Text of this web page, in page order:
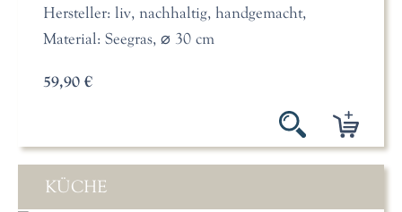
Hersteller: liv, nachhaltig, handgemacht,
Material: Seegras, ⌀ 30 cm
59,90 €
KÜCHE